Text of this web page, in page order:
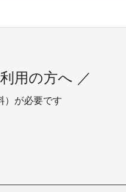
用の方へ ／
）が必要です